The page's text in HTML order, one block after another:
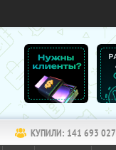
КУПИЛИ: 141 693 027